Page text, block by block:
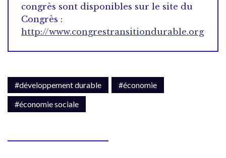
congrès sont disponibles sur le site du
Congrès :
http://www.congrestransitiondurable.org
#développement durable
#économie
#économie sociale